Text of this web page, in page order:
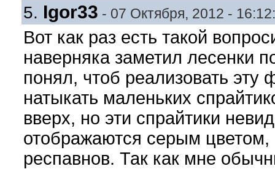
5. Igor33 - 07 Октября, 2012 -
Вот как раз есть такой
наверняка заметил лесенки
понял, чтоб реализовать
натыкать маленьких
вверх, но эти спрайтики
отображаются серым цветом,
респавнов. Так как мне